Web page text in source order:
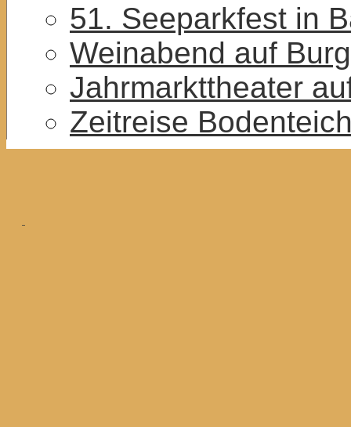
51. Seeparkfest in
Weinabend auf
Jahrmarkttheater
Zeitreise